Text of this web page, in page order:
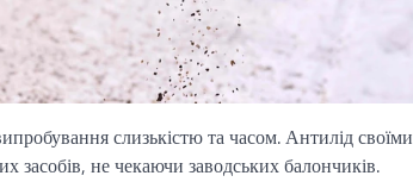
слизькістю та часом. Антилід своїми
засобів, не чекаючи заводських балончиків.